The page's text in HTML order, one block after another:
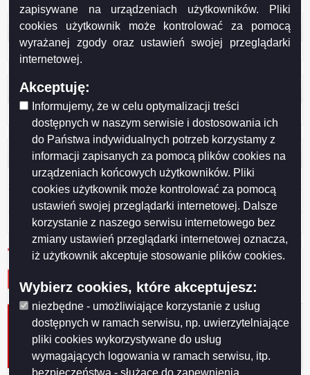
zapisywane na urządzeniach użytkowników. Pliki
cookies użytkownik może kontrolować za pomocą
wyrażanej zgody oraz ustawień swojej przeglądarki
internetowej.
Akceptuję:
Informujemy, że w celu optymalizacji treści
dostępnych w naszym serwisie i dostosowania ich
do Państwa indywidualnych potrzeb korzystamy z
informacji zapisanych za pomocą plików cookies na
urządzeniach końcowych użytkowników. Pliki
cookies użytkownik może kontrolować za pomocą
ustawień swojej przeglądarki internetowej. Dalsze
korzystanie z naszego serwisu internetowego bez
zmiany ustawień przeglądarki internetowej oznacza,
iż użytkownik akceptuje stosowanie plików cookies.
Wybierz cookies, które akceptujesz:
niezbędne - umożliwiające korzystanie z usług
dostępnych w ramach serwisu, np. uwierzytelniające
pliki cookies wykorzystywane do usług
wymagających logowania w ramach serwisu, itp.
Licznik odwiedzin
Odwiedzana: 2202
Administracja
Zaloguj się
Otwarte dane
XML
JSON
CSV
Informacja Miejskiej Komisji Wyborczej w Suwałkach z
dnia 2 listopada 2010 r. o wynikach losowania
jednolitych numerów dla list kandydatów na radnych do
Rady Miejskiej w Suwałkach.